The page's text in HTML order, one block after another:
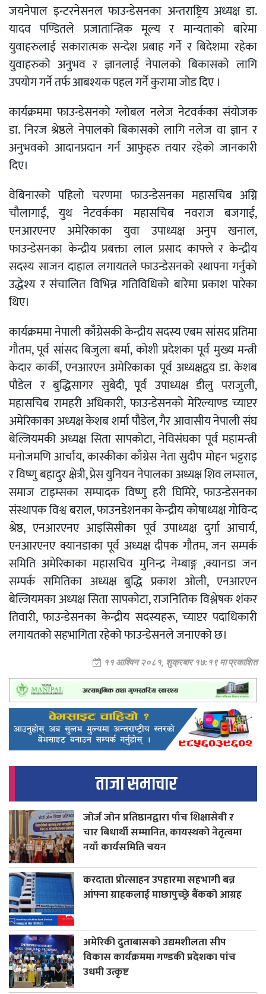
जयनेपाल इन्टरनेसनल फाउन्डेसनका अन्तराष्ट्रिय अध्यक्ष डा.
यादव पण्डितले प्रजातान्त्रिक मूल्य र मान्यताको बारेमा
युवाहरुलाई सकारात्मक सन्देश प्रबाह गर्ने र बिदेशमा रहेका
युवाहरुको अनुभव र ज्ञानलाई नेपालको बिकासको लागि
उपयोग गर्ने तर्फ आबश्यक पहल गर्ने कुरामा जोड दिए ।
कार्यक्रममा फाउन्डेसनको ग्लोबल नलेज नेटवर्कका संयोजक
डा. निरज श्रेष्ठले नेपालको बिकासको लागि नलेज वा ज्ञान र
अनुभवको आदानप्रदान गर्न आफुहरु तयार रहेको जानकारी
दिए।
वेबिनारको पहिलो चरणमा फाउन्डेसनका महासचिब अग्नि
चौलागाईं, युथ नेटवर्कका महासचिब नवराज बजगाईं,
एनआरएनए अमेरिकाका युवा उपाध्यक्ष अनुप खनाल,
फाउन्डेसनका केन्द्रीय प्रबक्ता लाल प्रसाद काफ्ले र केन्द्रीय
सदस्य साजन दाहाल लगायतले फाउन्डेसनको स्थापना गर्नुको
उद्धेश्य र संचालित विभिन्न गतिविधिको बारेमा प्रकाश पारेका
थिए।
कार्यक्रममा नेपाली काँग्रेसकी केन्द्रीय सदस्य एबम सांसद प्रतिमा
गौतम, पूर्व सांसद बिजुला बर्मा, कोशी प्रदेशका पूर्व मुख्य मन्त्री
केदार कार्की, एनआरएन अमेरिकाका पूर्व अध्यक्षद्वय डा. केशब
पौडेल र बुद्धिसागर सुबेदी, पूर्व उपाध्यक्ष डीलु पराजुली,
महासचिब रामहरी अधिकारी, फाउन्डेसनको मेरिल्याण्ड च्याप्टर
अमेरिकाका अध्यक्ष केशब शर्मा पौडेल, गैर आवासीय नेपाली संघ
बेल्जियमकी अध्यक्ष सिता सापकोटा, नेविसंघका पूर्व महामन्त्री
मनोजमणि आर्चाय, कास्कीका काँग्रेस नेता सुदीप मोहन भट्टराइ
र विष्णु बहादुर क्षेत्री, प्रेस युनियन नेपालका अध्यक्ष शिव लम्साल,
समाज टाइम्सका सम्पादक विष्णु हरी घिमिरे, फाउन्डेसनका
संस्थापक विश्व बराल, फाउनडेशनका केन्द्रीय कोषाध्यक्ष गोविन्द
श्रेष्ठ, एनआरएनए आइसिसीका पूर्व उपाध्यक्ष दुर्गा आचार्य,
एनआरएनए क्यानडाका पूर्व अध्यक्ष दीपक गौतम, जन सम्पर्क
समिति अमेरिकाका महासचिव मुनिन्द्र नेम्बाङ्ग ,क्यानडा जन
सम्पर्क समितिका अध्यक्ष बुद्धि प्रकाश ओली, एनआरएन
बेल्जियमका अध्यक्ष सिता सापकोटा, राजनितिक विश्लेषक शंकर
तिवारी, फाउन्डेसनका केन्द्रीय सदस्यहरू, च्याप्टर पदाधिकारी
लगायतको सहभागिता रहेको फाउन्डेसनले जनाएको छ।
११ आश्विन २०८१, शुक्रबार १७:१९ मा प्रकाशित
ताजा समाचार
जोर्ज जोन प्रतिष्ठानद्वारा पाँच शिक्षासेवी र
चार बिधार्थी सम्मानित, कायस्थको नेतृत्वमा
नयाँ कार्यसमिति चयन
करदाता प्रोत्साहन उपहारमा सहभागी बन्न
आंफ्ना ग्राहकलाई माछापुच्छ्रे बैंकको आग्रह
अमेरिकी दुताबासको उद्यमशीलता सीप
विकास कार्यक्रममा गण्डकी प्रदेशका पांच
उधमी उत्कृष्ट